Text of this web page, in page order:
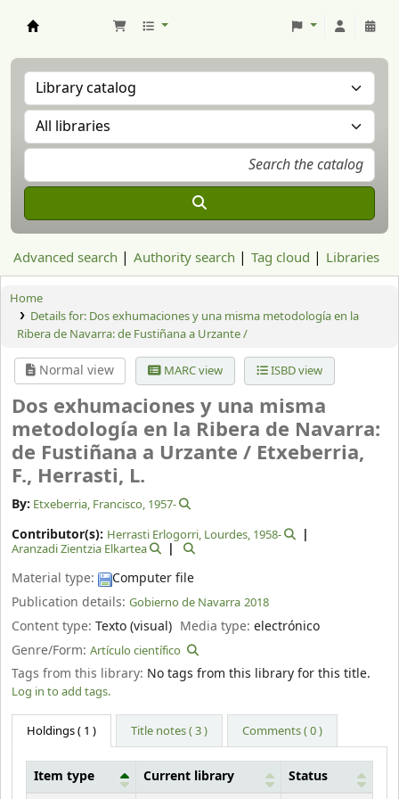
Advanced search Authority search Tag cloud Libraries
Home
Details for: Dos exhumaciones y una misma metodología en la
Ribera de Navarra: de Fustiñana a Urzante /
Normal view MARC view ISBD view
Dos exhumaciones y una misma
metodología en la Ribera de Navarra:
de Fustiñana a Urzante / Etxeberria,
F., Herrasti, L.
By: Etxeberria, Francisco, 1957-
Contributor(s): Herrasti Erlogorri, Lourdes, 1958-
Aranzadi Zientzia Elkartea
Material type:
Computer file
Publication details: Gobierno de Navarra 2018
Content type: Texto (visual) Media type:electrónico
Genre/Form: Artículo científico
Tags from this library: No tags from this library for this title.
Log in to add tags.
Holdings( 1 ) Title notes ( 3 ) Comments ( 0 )
Item type Current library Status